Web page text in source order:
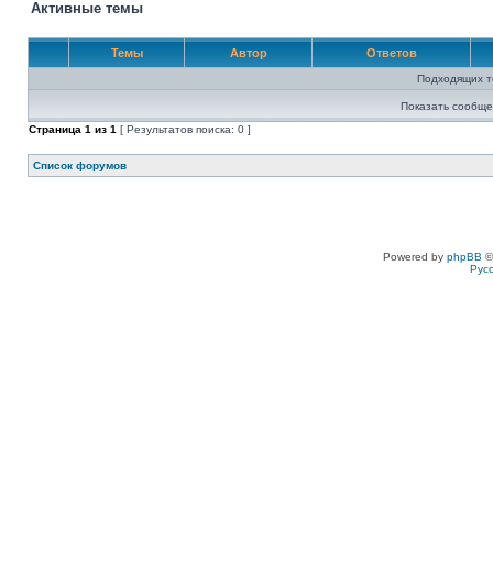
Активные темы
Темы Автор Ответов
Подходящих
Показать
Страница 1 из 1 [ Результатов поиска: 0 ]
Список форумов
Powered by phpBB